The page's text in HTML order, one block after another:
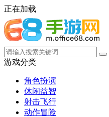
正在加载
游戏分类
角色扮演
休闲益智
射击飞行
动作冒险